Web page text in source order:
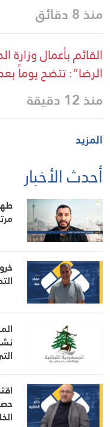
منذ 8 دقائق
القائم بأعمال وزارة
الرضا”: تتضح يوماً
منذ 12 دقيقة
المزيد
أحدث الأخبار